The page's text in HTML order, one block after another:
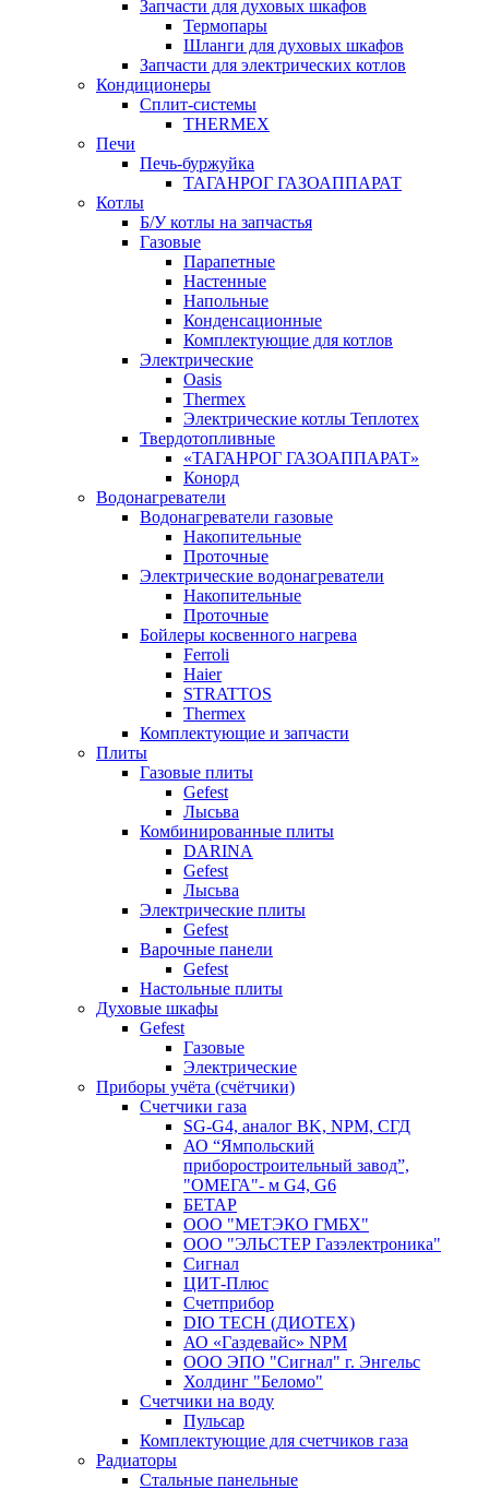
Запчасти для духовых шкафов
Термопары
Шланги для духовых шкафов
Запчасти для электрических котлов
Кондиционеры
Сплит-системы
THERMEX
Печи
Печь-буржуйка
ТАГАНРОГ ГАЗОАППАРАТ
Котлы
Б/У котлы на запчастья
Газовые
Парапетные
Настенные
Напольные
Конденсационные
Комплектующие для котлов
Электрические
Oasis
Thermex
Электрические котлы Теплотех
Твердотопливные
«ТАГАНРОГ ГАЗОАППАРАТ»
Конорд
Водонагреватели
Водонагреватели газовые
Накопительные
Проточные
Электрические водонагреватели
Накопительные
Проточные
Бойлеры косвенного нагрева
Ferroli
Haier
STRATTOS
Thermex
Комплектующие и запчасти
Плиты
Газовые плиты
Gefest
Лысьва
Комбинированные плиты
DARINA
Gefest
Лысьва
Электрические плиты
Gefest
Варочные панели
Gefest
Настольные плиты
Духовые шкафы
Gefest
Газовые
Электрические
Приборы учёта (счётчики)
Счетчики газа
SG-G4, аналог BK, NPM, СГД
АО “Ямпольский
приборостроительный завод”,
"ОМЕГА"- м G4, G6
БЕТАР
ООО "МЕТЭКО ГМБХ"
ООО "ЭЛЬСТЕР Газэлектроника"
Сигнал
ЦИТ-Плюс
Счетприбор
DIO TECH (ДИОТЕХ)
АО «Газдевайс» NPM
ООО ЭПО "Сигнал" г. Энгельс
Холдинг "Беломо"
Счетчики на воду
Пульсар
Комплектующие для счетчиков газа
Радиаторы
Стальные панельные